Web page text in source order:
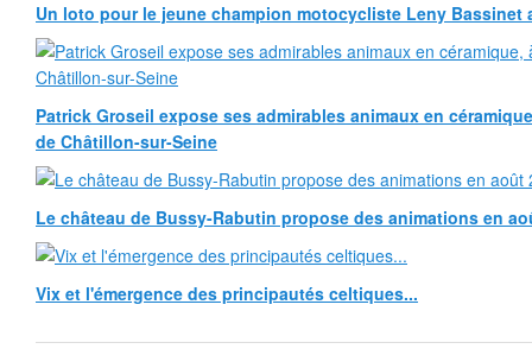
Un loto pour le jeune champion motocycliste Leny Bassinet
Patrick Groseil expose ses admirables animaux en
de Châtillon-sur-Seine
Le château de Bussy-Rabutin propose des animations en
Vix et l'émergence des principautés celtiques...